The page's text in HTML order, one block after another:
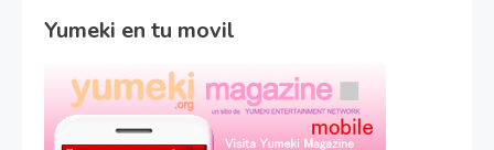
Yumeki en tu movil